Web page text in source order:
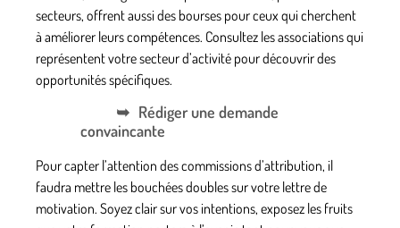
secteurs, offrent aussi des bourses pour ceux qui cherchent
à améliorer leurs compétences. Consultez les associations qui
représentent votre secteur d’activité pour découvrir des
opportunités spécifiques.
Rédiger une demande
convaincante
Pour capter l’attention des commissions d’attribution, il
faudra mettre les bouchées doubles sur votre lettre de
motivation. Soyez clair sur vos intentions, exposez les fruits